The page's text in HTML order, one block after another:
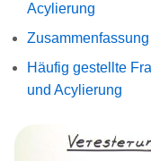
Acylierung
Häufig gestellte
und Acylierung